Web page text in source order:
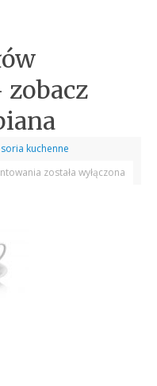
kuchenne
została wyłączona